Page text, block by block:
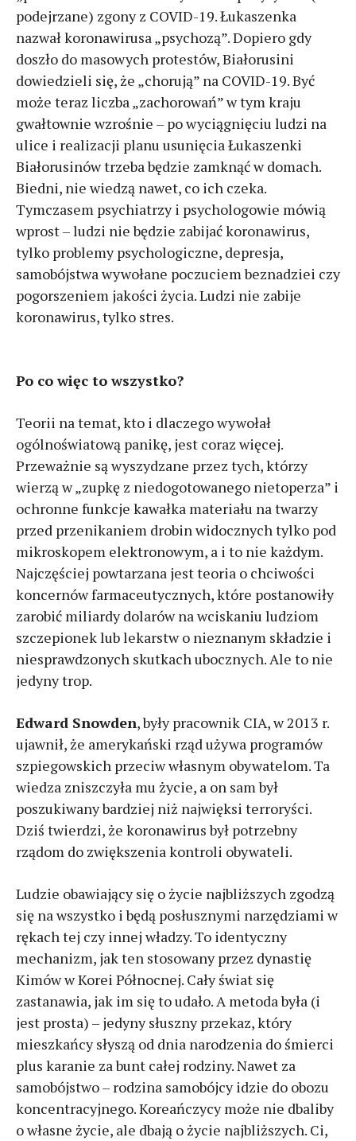
podejrzane) zgony z COVID-19. Łukaszenka
nazwał koronawirusa „psychozą”. Dopiero gdy
doszło do masowych protestów, Białorusini
dowiedzieli się, że „chorują” na COVID-19. Być
może teraz liczba „zachorowań” w tym kraju
gwałtownie wzrośnie – po wyciągnięciu ludzi na
ulice i realizacji planu usunięcia Łukaszenki
Białorusinów trzeba będzie zamknąć w domach.
Biedni, nie wiedzą nawet, co ich czeka.
Tymczasem psychiatrzy i psychologowie mówią
wprost – ludzi nie będzie zabijać koronawirus,
tylko problemy psychologiczne, depresja,
samobójstwa wywołane poczuciem beznadziei czy
pogorszeniem jakości życia. Ludzi nie zabije
koronawirus, tylko stres.
Po co więc to wszystko?
Teorii na temat, kto i dlaczego wywołał
ogólnoświatową panikę, jest coraz więcej.
Przeważnie są wyszydzane przez tych, którzy
wierzą w „zupkę z niedogotowanego nietoperza” i
ochronne funkcje kawałka materiału na twarzy
przed przenikaniem drobin widocznych tylko pod
mikroskopem elektronowym, a i to nie każdym.
Najczęściej powtarzana jest teoria o chciwości
koncernów farmaceutycznych, które postanowiły
zarobić miliardy dolarów na wciskaniu ludziom
szczepionek lub lekarstw o nieznanym składzie i
niesprawdzonych skutkach ubocznych. Ale to nie
jedyny trop.
Edward Snowden, były pracownik CIA, w 2013 r.
ujawnił, że amerykański rząd używa programów
szpiegowskich przeciw własnym obywatelom. Ta
wiedza zniszczyła mu życie, a on sam był
poszukiwany bardziej niż najwięksi terroryści.
Dziś twierdzi, że koronawirus był potrzebny
rządom do zwiększenia kontroli obywateli.
Ludzie obawiający się o życie najbliższych zgodzą
się na wszystko i będą posłusznymi narzędziami w
rękach tej czy innej władzy. To identyczny
mechanizm, jak ten stosowany przez dynastię
Kimów w Korei Północnej. Cały świat się
zastanawia, jak im się to udało. A metoda była (i
jest prosta) – jedyny słuszny przekaz, który
mieszkańcy słyszą od dnia narodzenia do śmierci
plus karanie za bunt całej rodziny. Nawet za
samobójstwo – rodzina samobójcy idzie do obozu
koncentracyjnego. Koreańczycy może nie dbaliby
o własne życie, ale dbają o życie najbliższych. Ci,